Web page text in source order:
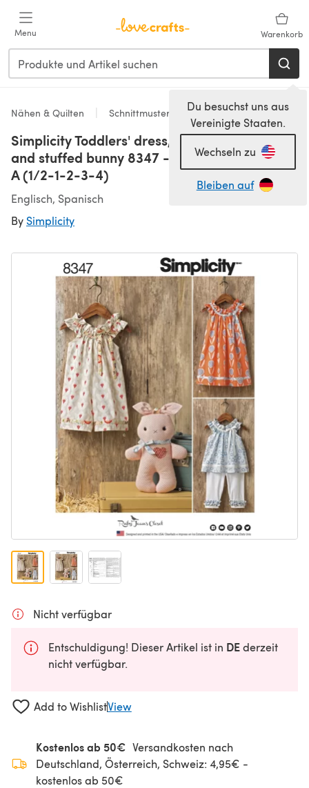
Menu Warenkorb
Du besuchst uns aus
Vereinigte Staaten.
Wechseln zu
Bleiben auf
Nähen & Quilten Schnittmuster & Quiltmuster
Simplicity Toddlers' dress, top and knit capris,
and stuffed bunny 8347 - Paper Pattern, Size
A (1/2-1-2-3-4)
Englisch, Spanisch
By Simplicity
Nicht verfügbar
Entschuldigung! Dieser Artikel ist in DEderzeit
nicht verfügbar.
Add to WishlistView
Kostenlos ab 50€ Versandkosten nach
Deutschland, Österreich, Schweiz: 4,95€ -
kostenlos ab 50€